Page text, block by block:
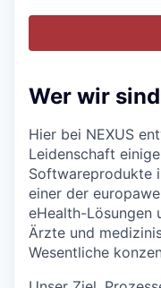
Wer wir sind
Hier bei NEXUS
Leidenschaft
Softwareprodukte
einer der
eHealth-Lösungen
Ärzte und
Wesentliche